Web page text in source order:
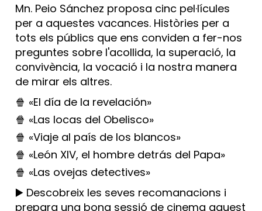
Mn. Peio Sánchez proposa cinc pel·lícules
per a aquestes vacances. Històries per a
tots els públics que ens conviden a fer-nos
preguntes sobre l'acollida, la superació, la
convivència, la vocació i la nostra manera
de mirar els altres.
🍿 «El día de la revelación»
🍿 «Las locas del Obelisco»
🍿 «Viaje al país de los blancos»
🍿 «León XIV, el hombre detrás del Papa»
🍿 «Las ovejas detectives»
▶️ Descobreix les seves recomanacions i
prepara una bona sessió de cinema aquest